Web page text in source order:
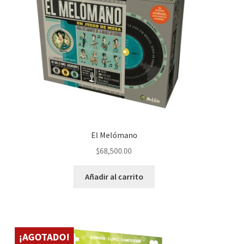
El Melómano
$68,500.00
Añadir al carrito
¡AGOTADO!